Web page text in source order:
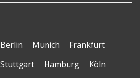
Berlin Munich
Frankfurt
Stuttgart
Hamburg
Köln